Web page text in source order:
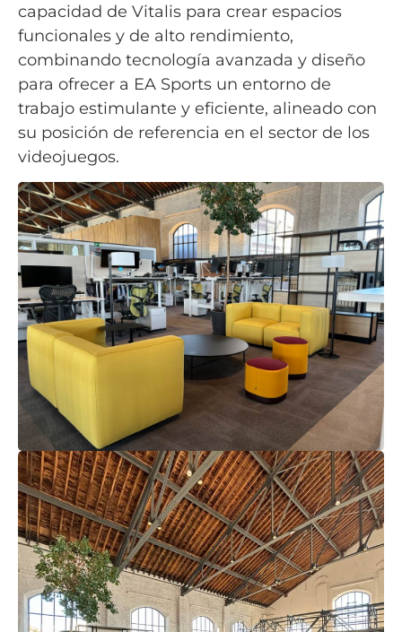
capacidad de Vitalis para crear espacios
funcionales y de alto rendimiento,
combinando tecnología avanzada y diseño
para ofrecer a EA Sports un entorno de
trabajo estimulante y eficiente, alineado con
su posición de referencia en el sector de los
videojuegos.